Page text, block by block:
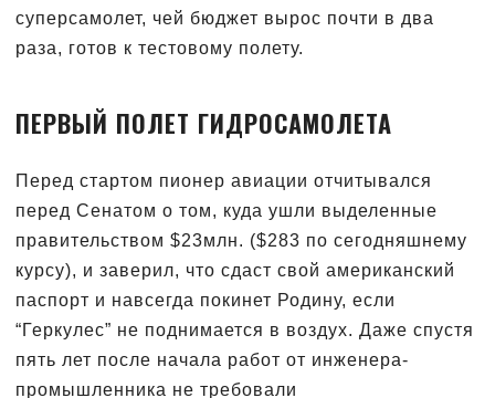
суперсамолет, чей бюджет вырос почти в два
раза, готов к тестовому полету.
ПЕРВЫЙ ПОЛЕТ ГИДРОСАМОЛЕТА
Перед стартом пионер авиации отчитывался
перед Сенатом о том, куда ушли выделенные
правительством $23млн. ($283 по сегодняшнему
курсу), и заверил, что сдаст свой американский
паспорт и навсегда покинет Родину, если
“Геркулес” не поднимается в воздух. Даже спустя
пять лет после начала работ от инженера-
промышленника не требовали